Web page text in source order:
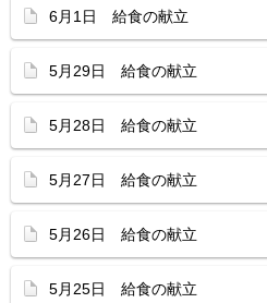
6月1日 給食の献立
5月29日 給食の献立
5月28日 給食の献立
5月27日 給食の献立
5月26日 給食の献立
5月25日 給食の献立